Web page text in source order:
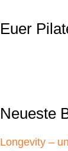
Euer
Neueste
Longevity –